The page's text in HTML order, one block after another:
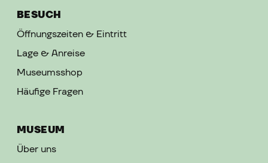
BESUCH
Öffnungszeiten & Eintritt
Lage & Anreise
Museumsshop
Häufige Fragen
MUSEUM
Über uns